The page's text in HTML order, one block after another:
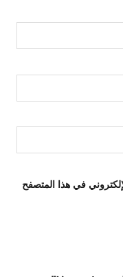
في هذا المتصفح